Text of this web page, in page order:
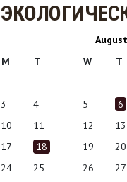
M
T W T
3
4 5 6
10
11 12 13
17
18 19 20
24
25 26 27